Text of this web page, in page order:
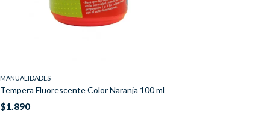
MANUALIDADES
Tempera Fluorescente Color Naranja 100 ml
$1.890